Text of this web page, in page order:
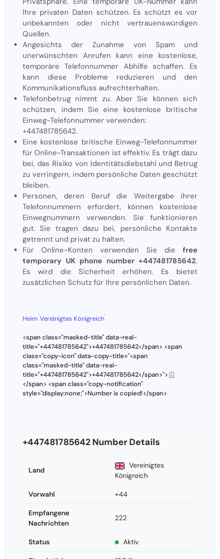
Ihre privaten Daten schützen. Es schützt es vor
unbekannten oder nicht vertrauenswürdigen
Quellen.
Angesichts der Zunahme von Spam und
unerwünschten Anrufen kann eine kostenlose,
temporäre Telefonnummer Abhilfe schaffen. Es
kann diese Probleme reduzieren und den
Kommunikationsfluss aufrechterhalten.
Telefonbetrug nimmt zu. Aber Sie können sich
schützen, indem Sie eine kostenlose britische
Einweg-Telefonnummer verwenden:
+447481785642.
Eine kostenlose britische Einweg-Telefonnummer
für Online-Transaktionen ist effektiv. Es trägt dazu
bei, das Risiko von Identitätsdiebstahl und Betrug
zu verringern, indem persönliche Daten geschützt
bleiben.
Personen, deren Beruf die Weitergabe ihrer
Telefonnummern erfordert, können kostenlose
Einwegnummern verwenden. Sie funktionieren
gut. Sie tragen dazu bei, persönliche Kontakte
getrennt und privat zu halten.
Für Online-Konten verwenden Sie die free
temporary UK phone number +447481785642.
Es wird die Sicherheit erhöhen. Es bietet
zusätzlichen Schutz für Ihre persönlichen Daten.
Heim
›
Vereinigtes Königreich
›
<span class="masked-title" data-real-
title="+447481785642">+447481785642</span> <span
class="copy-icon" data-copy-title="<span
class="masked-title" data-real-
title="+447481785642">+447481785642</span>">
</span> <span class="copy-notification"
style="display:none;">Number is copied!</span>
+447481785642 Number Details
Land
Vereinigtes
Königreich
Vorwahl +44
Empfangene
Nachrichten
222
Status Aktiv